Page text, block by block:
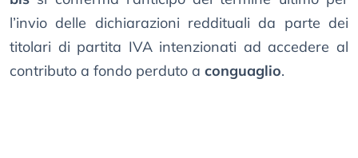
l’invio delle dichiarazioni reddituali da parte dei
titolari di partita IVA intenzionati ad accedere al
contributo a fondo perduto a conguaglio.